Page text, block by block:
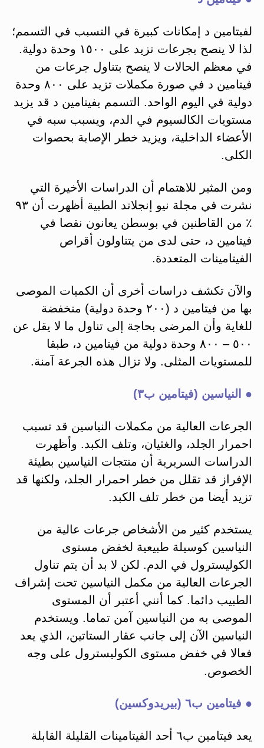
لفيتامين د إمكانات كبيرة في التسبب في التسمم؛
لذا لا ينصح بجرعات تزيد على ١٥٠٠ وحدة دولية.
في معظم الحالات لا ينصح بتناول جرعات من
فيتامين د في صورة مكملات تزيد على ٨٠٠ وحدة
دولية في اليوم الواحد. التسمم بفيتامين د قد يزيد
مستويات الكالسيوم في الدم، ويسبب سبه في
الأعضاء الداخلية، ويزيد خطر الإصابة بحصوات
الكلى.
ومن المثير للاهتمام أن الدراسات الأخيرة التي
نشرت في مجلة نيو إنجلاند الطبية أظهرت أن ٩٣
٪ من القاطنين في بوسطن يعانون نقصا في
فيتامين د، حتى لدى من يتناولون أقراص
الفيتامينات المتعددة.
والآن تكشف دراسات أخرى أن الكميات الموصى
بها من فيتامين د (٢٠٠ وحدة دولية) منخفضة
للغاية وأن المرضى بحاجة إلى تناول ما لا يقل عن
٥٠٠ – ٨٠٠ وحدة دولية من فيتامين د، طبقا
للمستويات المثلى. ولا تزال هذه الجرعة آمنة.
● النياسين (فيتامين ب٣)
الجرعات العالية من مكملات النياسين قد تسبب
احمرار الجلد، والغثيان، وتلف الكبد. وأظهرت
الدراسات السريرية أن منتجات النياسين بطيئة
الإفراز قد تقلل من خطر احمرار الجلد، ولكنها قد
تزيد أيضا من خطر تلف الكبد.
يستخدم كثير من الأشخاص جرعات عالية من
النياسين كوسيلة طبيعية لخفض مستوى
الكوليسترول في الدم. لكن لا بد أن يتم تناول
الجرعات العالية من مكمل النياسين تحت إشراف
الطبيب دائما. كما أنني أعتبر أن المستوى
الموصى به من النياسين آمن تماما. ويستخدم
النياسين الآن إلى جانب عقار الستاتين، الذي يعد
فعالا في خفض مستوى الكوليسترول على وجه
الخصوص.
● فيتامين ب٦ (بيريدوكسين)
يعد فيتامين ب٦ أحد الفيتامينات القليلة القابلة